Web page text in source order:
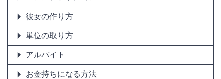
彼女の作り方
単位の取り方
アルバイト
お金持ちになる方法